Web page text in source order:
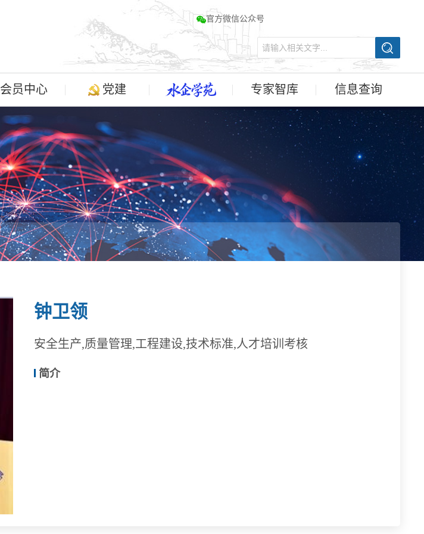
官方微信公众号
会员中心 党建 专家智库 信息查询
钟卫领
安全生产,质量管理,工程建设,技术标准,人才培训考核
简介